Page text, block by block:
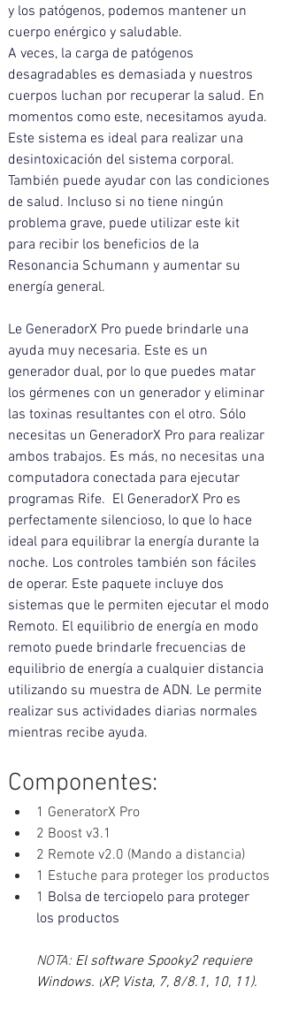
y los patógenos, podemos mantener un
cuerpo enérgico y saludable.
A veces, la carga de patógenos
desagradables es demasiada y nuestros
cuerpos luchan por recuperar la salud. En
momentos como este, necesitamos ayuda.
Este sistema es ideal para realizar una
desintoxicación del sistema corporal.
También puede ayudar con las condiciones
de salud. Incluso si no tiene ningún
problema grave, puede utilizar este kit
para recibir los beneficios de la
Resonancia Schumann y aumentar su
energía general.
Le GeneradorX Pro puede brindarle una
ayuda muy necesaria. Este es un
generador dual, por lo que puedes matar
los gérmenes con un generador y eliminar
las toxinas resultantes con el otro. Sólo
necesitas un GeneradorX Pro para realizar
ambos trabajos. Es más, no necesitas una
computadora conectada para ejecutar
programas Rife.  El GeneradorX Pro es
perfectamente silencioso, lo que lo hace
ideal para equilibrar la energía durante la
noche. Los controles también son fáciles
de operar. Este paquete incluye dos
sistemas que le permiten ejecutar el modo
Remoto. El equilibrio de energía en modo
remoto puede brindarle frecuencias de
equilibrio de energía a cualquier distancia
utilizando su muestra de ADN. Le permite
realizar sus actividades diarias normales
mientras recibe ayuda.
Componentes:
1 GeneratorX Pro
2 Boost v3.1
2 Remote v2.0 (Mando a distancia)
1 Estuche para proteger los productos
1 Bolsa de terciopelo para proteger
los productos
NOTA: El software Spooky2 requiere
Windows. (XP, Vista, 7, 8/8.1, 10, 11).